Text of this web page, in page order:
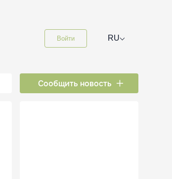
Войти RU⌵
Сообщить новость